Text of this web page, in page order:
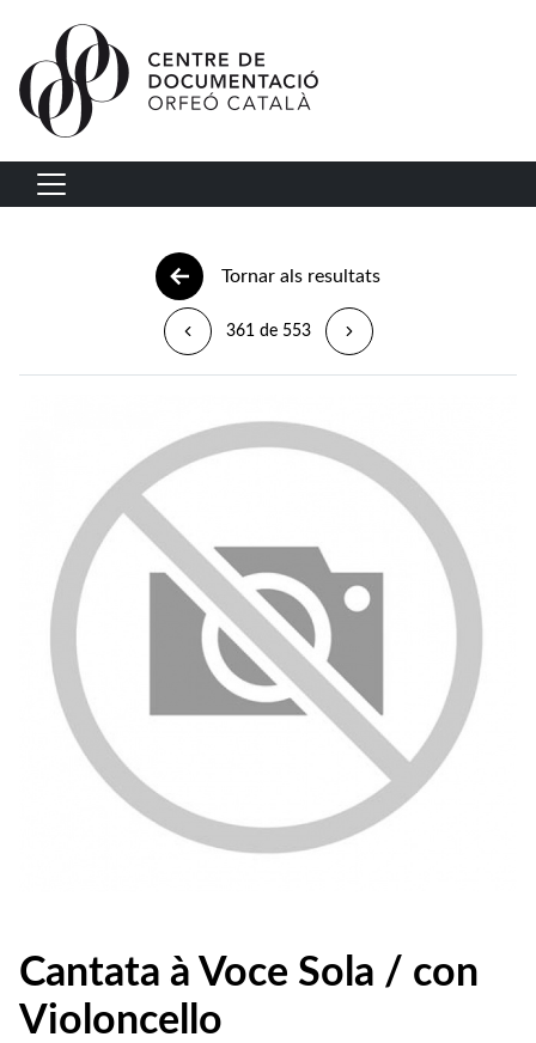
Vés al contingut
Navegació principal
Tornar als resultats
361 de 553
Cantata à Voce Sola / con
Violoncello